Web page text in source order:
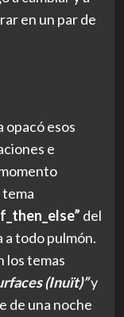
en un par de
opacó esos
e
del
a todo pulmón.
los temas
(Inuït)”y
de una noche